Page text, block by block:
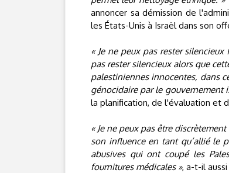
annoncer sa démission de
les États-Unis à Israël dans son
« Je ne peux pas rester
pas rester silencieux alors que
palestiniennes innocentes, dans
génocidaire par le gouvernement
la planification, de l'évaluation et
« Je ne peux pas être
son influence en tant qu’allié le
abusives qui ont coupé les
fournitures médicales », a-t-il